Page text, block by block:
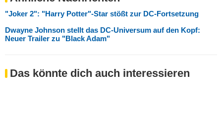
"Joker 2": "Harry Potter"-Star stößt zur DC-Fortsetzung
Dwayne Johnson stellt das DC-Universum auf den Kopf:
Neuer Trailer zu "Black Adam"
Das könnte dich auch interessieren